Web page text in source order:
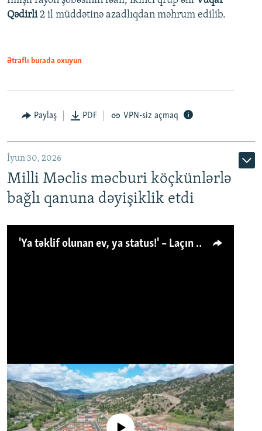
Qədirli2 il müddətinə azadlıqdan məhrum edilib.
Ətraflı burada oxuyun
Paylaş PDF VPN-siz açmaq
İyun 30, 2026
Milli Məclis məcburi köçkünlərlə
bağlı qanuna dəyişiklik etdi
'Ya təklif olunan ev, ya status!' – Laçın köçkünü: 'Laçından başqa heç hara!'
No media source currently available